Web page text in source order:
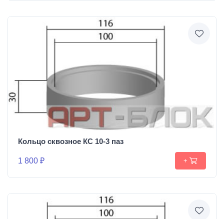
Кольцо сквозное КС 10-3 паз
1 800 ₽ +